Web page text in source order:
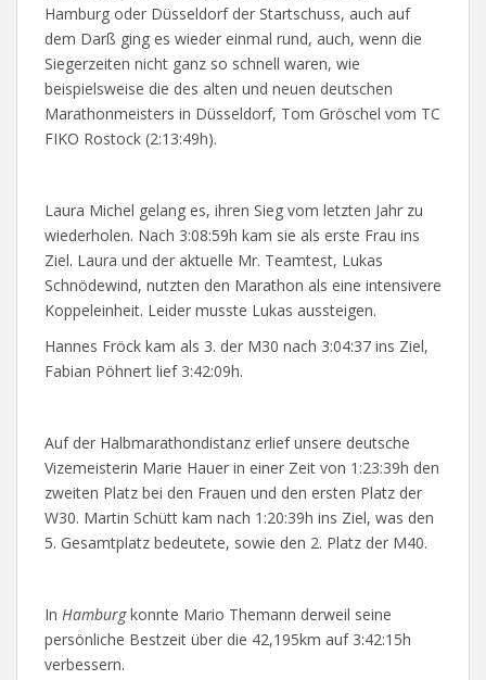
Hamburg oder Düsseldorf der Startschuss, auch auf
dem Darß ging es wieder einmal rund, auch, wenn die
Siegerzeiten nicht ganz so schnell waren, wie
beispielsweise die des alten und neuen deutschen
Marathonmeisters in Düsseldorf, Tom Gröschel vom TC
FIKO Rostock (2:13:49h).
Laura Michel gelang es, ihren Sieg vom letzten Jahr zu
wiederholen. Nach 3:08:59h kam sie als erste Frau ins
Ziel. Laura und der aktuelle Mr. Teamtest, Lukas
Schnödewind, nutzten den Marathon als eine intensivere
Koppeleinheit. Leider musste Lukas aussteigen.
Hannes Fröck kam als 3. der M30 nach 3:04:37 ins Ziel,
Fabian Pöhnert lief 3:42:09h.
Auf der Halbmarathondistanz erlief unsere deutsche
Vizemeisterin Marie Hauer in einer Zeit von 1:23:39h den
zweiten Platz bei den Frauen und den ersten Platz der
W30. Martin Schütt kam nach 1:20:39h ins Ziel, was den
5. Gesamtplatz bedeutete, sowie den 2. Platz der M40.
In Hamburgkonnte Mario Themann derweil seine
persönliche Bestzeit über die 42,195km auf 3:42:15h
verbessern.